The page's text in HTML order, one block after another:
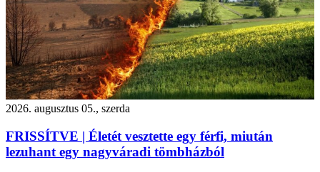
2026. augusztus 05., szerda
FRISSÍTVE | Életét vesztette egy férfi, miután
lezuhant egy nagyváradi tömbházból